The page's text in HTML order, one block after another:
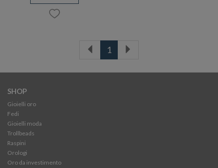
1
SHOP
Gioielli oro
Fedi
Gioielli moda
Trollbeads
Raspini
Orologi
Oro da investimento